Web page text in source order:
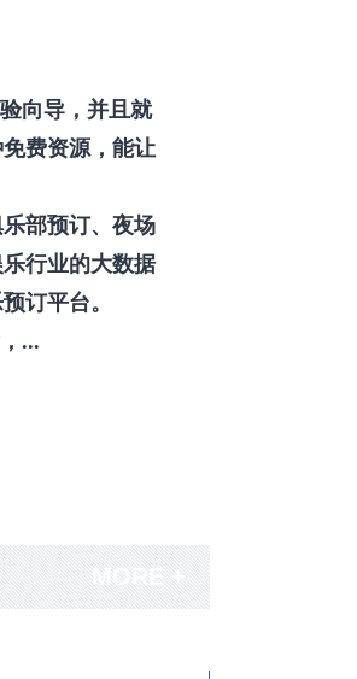
向导，并且就
费资源，能让
部预订、夜场
行业的大数据
订平台。
...